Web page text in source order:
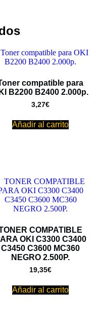
compatible para
B2200 B2400 2.000p.
3,27€
Añadir al carrito
COMPATIBLE
OKI C3300 C3400
C3450 C3600 MC360
NEGRO 2.500P.
19,35€
Añadir al carrito